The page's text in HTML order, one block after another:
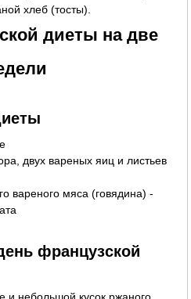
хлеб (тосты).
диеты на две
двух вареных яиц и листьев
вареного мяса (говядина) -
французской
и небольшой кусок ржаного